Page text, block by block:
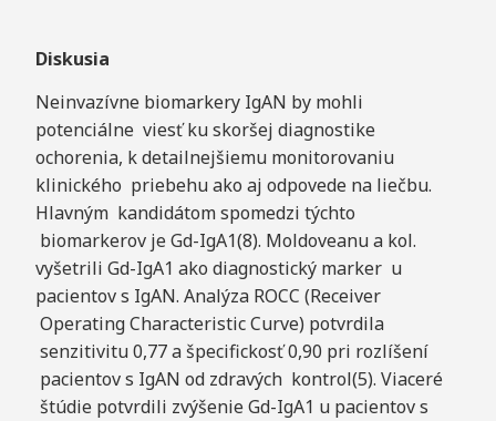
Diskusia
Neinvazívne biomarkery IgAN by mohli
potenciálne viesť ku skoršej diagnostike
ochorenia, k detailnejšiemu monitorovaniu
klinického priebehu ako aj odpovede na liečbu.
Hlavným kandidátom spomedzi týchto
biomarkerov je Gd-IgA1(8). Moldoveanu a kol.
vyšetrili Gd-IgA1 ako diagnostický marker u
pacientov s IgAN. Analýza ROCC (Receiver
Operating Characteristic Curve) potvrdila
senzitivitu 0,77 a špecifickosť 0,90 pri rozlíšení
pacientov s IgAN od zdravých kontrol(5). Viaceré
štúdie potvrdili zvýšenie Gd-IgA1 u pacientov s